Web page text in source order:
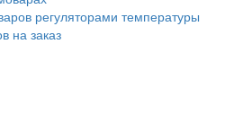
регуляторами температуры
на заказ